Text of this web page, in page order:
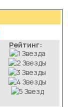
Рейтинг: